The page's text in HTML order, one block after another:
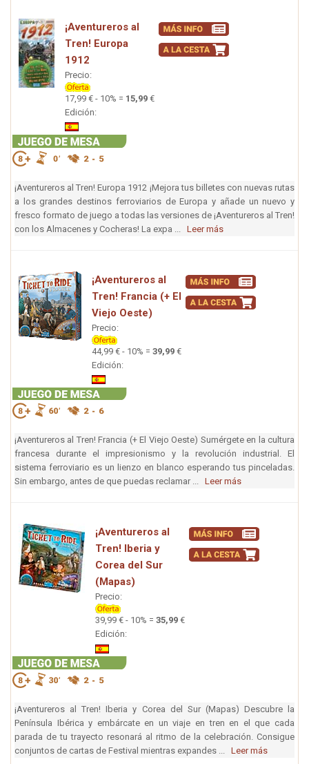
¡Aventureros al
Tren! Europa
1912
Precio:
17,99 € - 10% = 15,99 €
Edición:
¡Aventureros al Tren! Europa 1912 ¡Mejora tus billetes con nuevas rutas
a los grandes destinos ferroviarios de Europa y añade un nuevo y
fresco formato de juego a todas las versiones de ¡Aventureros al Tren!
con los Almacenes y Cocheras! La expa ... Leer más
¡Aventureros al
Tren! Francia (+ El
Viejo Oeste)
Precio:
44,99 € - 10% = 39,99 €
Edición:
¡Aventureros al Tren! Francia (+ El Viejo Oeste) Sumérgete en la cultura
francesa durante el impresionismo y la revolución industrial. El
sistema ferroviario es un lienzo en blanco esperando tus pinceladas.
Sin embargo, antes de que puedas reclamar ... Leer más
¡Aventureros al
Tren! Iberia y
Corea del Sur
(Mapas)
Precio:
39,99 € - 10% = 35,99 €
Edición:
¡Aventureros al Tren! Iberia y Corea del Sur (Mapas) Descubre la
Península Ibérica y embárcate en un viaje en tren en el que cada
parada de tu trayecto resonará al ritmo de la celebración. Consigue
conjuntos de cartas de Festival mientras expandes ... Leer más